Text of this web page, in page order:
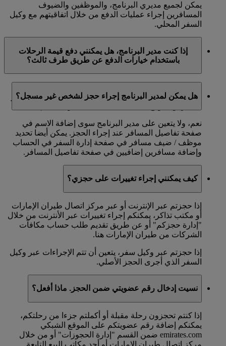
يمكن لجميع مديري البرنامج، والموظفين والضيوف
المسافرين إجراء عمليات الدفع من خلال اتفاقيتهم مع وكيل
السفر المحلي.
إذا كنت مدير البرنامج، هل يمكنني دفع قيمة الرحلات
باستخدام خيارات الدفع عن طريق طرف ثالث؟
عبر مراكز الاتصال التابعة لطيران الإمارات، أو مكاتب تذاكر
هل يمكن لمدير البرنامج إجراء حجز لشخص غير مسجل؟
نعم، ولا يتعين على مدير البرنامج سوى إضافة الاسم في
صفحة تفاصيل المسافر عند إجراء الحجز. يمكن أيضا تحديد
موظف / ضيف مسافر في صفحة إدارة السفر في الحساب
وإضافة مسافرين إضافيين في صفحة تفاصيل المسافر.
كيف يمكنني إجراء تغييرات على حجزي؟
إذا حجزتم عبر الإنترنت أو عبر مركز اتصال طيران الإمارات
أو مكتب تذاكر، يمكنكم إجراء تغييرات عبر الأنترنت من خلال
"إدارة حجزكم" أو عن طريق تقديم طلب حساب مكافآت
الشركات من طيران الإمارات هنا.
إذا حجزتم عبر وكيل سفر، يتعين أن تتم الإجراءات عبر وكيل
السفر الذي أجرى الحجز الأصلي.
نسيت إدخال رقم عضويتي ضمن الحجز. ماذا أفعل؟
إذا كنتم تحجزون رحلة مقبلة أو أكملتم جزءا من رحلتكم،
يمكنكم إضافة رقم عضويتكم على الموقع الشبكي
emirates.com ضمن القسم "إدارة الحجوزات" أو من خلال
مركز اتصال طيران الإمارات أو أحد مكاتب البيع التابعة